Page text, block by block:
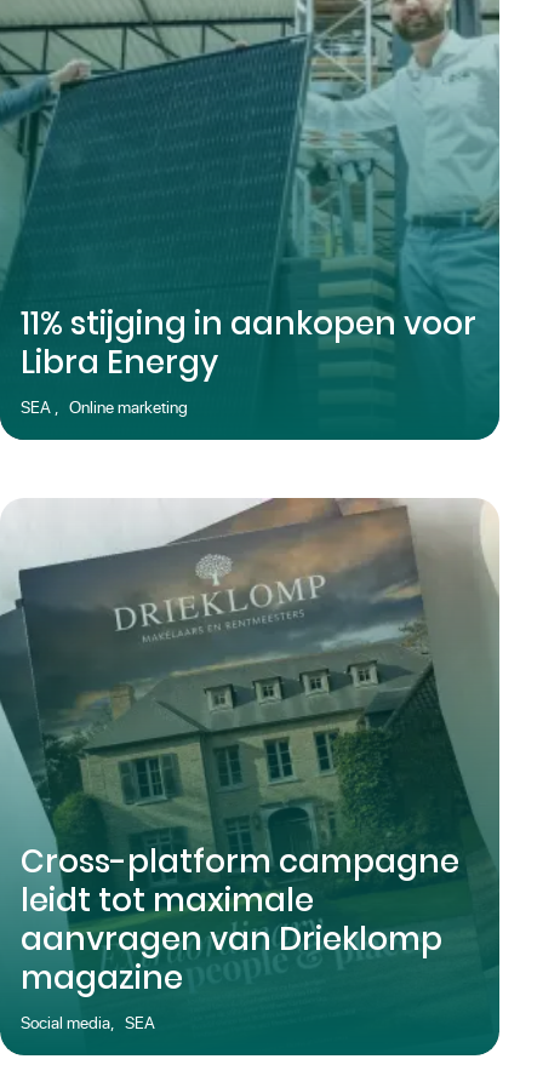
11% stijging in aankopen voor
Libra Energy
SEA Online marketing
Cross-platform campagne
leidt tot maximale
aanvragen van Drieklomp
magazine
Social media, SEA